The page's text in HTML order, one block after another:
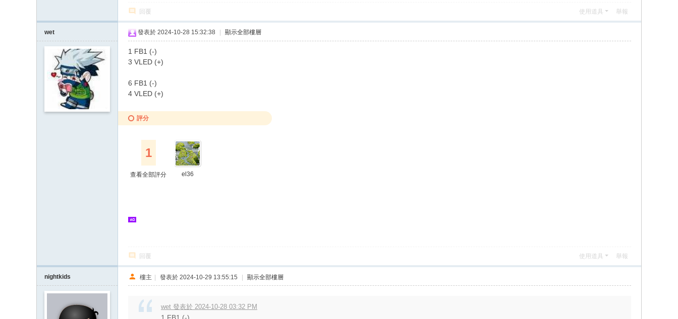
回覆 使用道具 舉報
wet 發表於 2024-10-28 15:32:38 顯示全部樓層
1 FB1 (-)
3 VLED (+)
6 FB1 (-)
4 VLED (+)
評分
1
查看全部評分 el36
回覆 使用道具 舉報
nightkids 樓主 | 發表於 2024-10-29 13:55:15 | 顯示全部樓層
wet 發表於 2024-10-28 03:32 PM